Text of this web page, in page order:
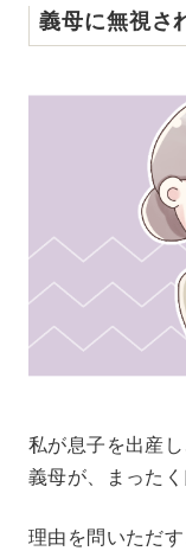
義母に無視
私が息子を出産
義母が、まった
理由を問いただ